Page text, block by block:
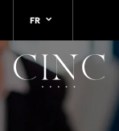
FR